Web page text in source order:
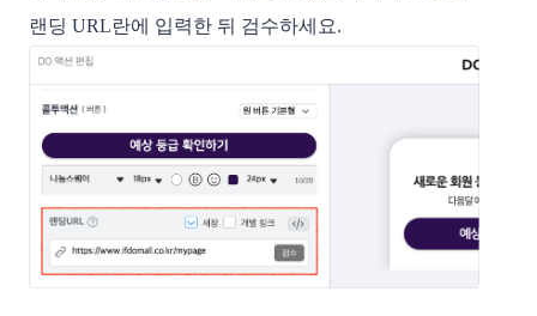
랜딩 URL란에 입력한 뒤 검수하세요.